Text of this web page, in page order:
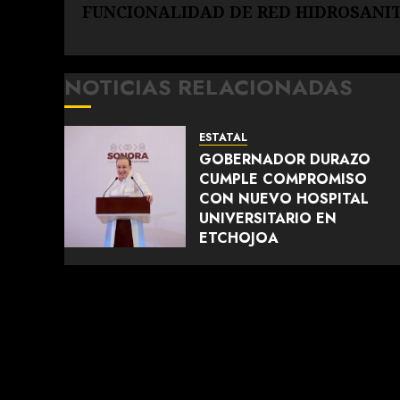
FUNCIONALIDAD DE RED
NOTICIAS RELACIONADAS
ESTATAL
GOBERNADOR DURAZO
CUMPLE COMPROMISO
CON NUEVO HOSPITAL
UNIVERSITARIO EN
ETCHOJOA
AGOSTO 8, 2026 0